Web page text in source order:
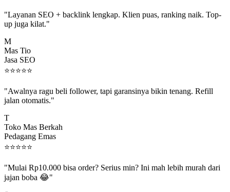
up juga kilat."
Mas Tio
Jasa SEO
⭐⭐⭐⭐⭐
jalan otomatis."
Toko Mas Berkah
Pedagang Emas
⭐⭐⭐⭐⭐
jajan boba 😂"